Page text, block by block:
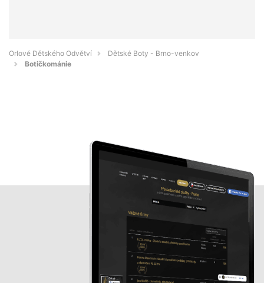
Orlové Dětského Odvětví
Dětské Boty - Brno-venkov
Botičkománie